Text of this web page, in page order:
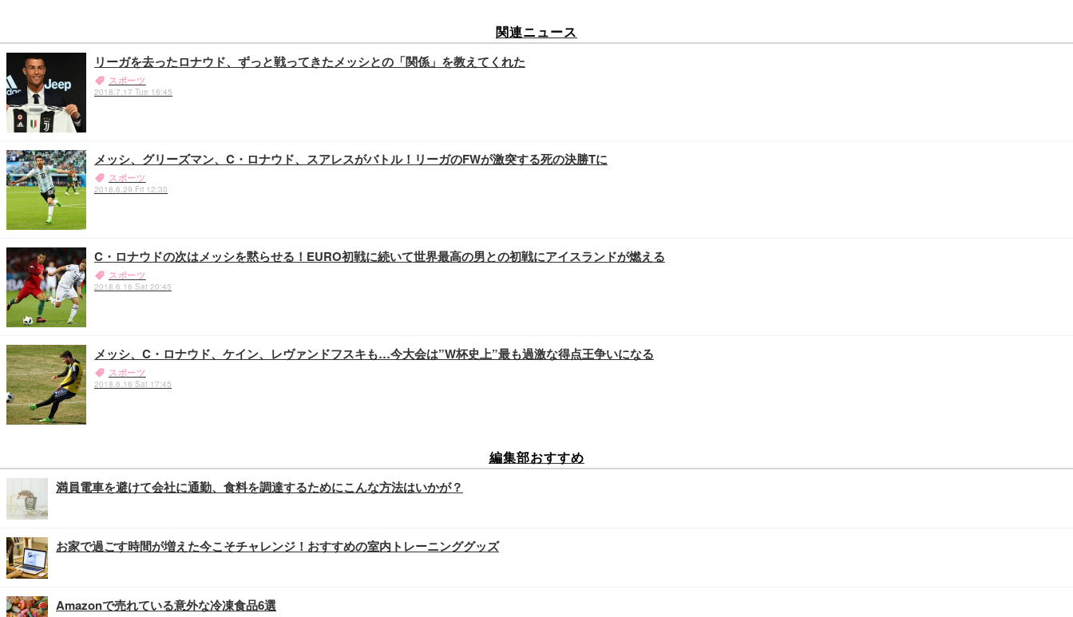
関連ニュース
リーガを去ったロナウド、ずっと戦ってきたメッシとの「関係」を教えてくれた
スポーツ
2018.7.17 Tue 16:45
メッシ、グリーズマン、C・ロナウド、スアレスがバトル！リーガのFWが激突する死の決勝Tに
スポーツ
2018.6.29 Fri 12:30
C・ロナウドの次はメッシを黙らせる！EURO初戦に続いて世界最高の男との初戦にアイスランドが燃える
スポーツ
2018.6.16 Sat 20:45
メッシ、C・ロナウド、ケイン、レヴァンドフスキも…今大会は”W杯史上”最も過激な得点王争いになる
スポーツ
2018.6.16 Sat 17:45
編集部おすすめ
満員電車を避けて会社に通勤、食料を調達するためにこんな方法はいかが？
お家で過ごす時間が増えた今こそチャレンジ！おすすめの室内トレーニンググッズ
Amazonで売れている意外な冷凍食品6選